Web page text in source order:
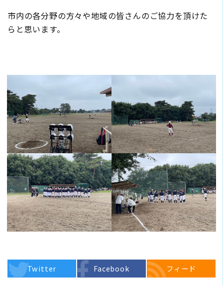
市内の各分野の方々や地域の皆さんのご協力を頂けた
らと思います。
Twitter Facebook フィード